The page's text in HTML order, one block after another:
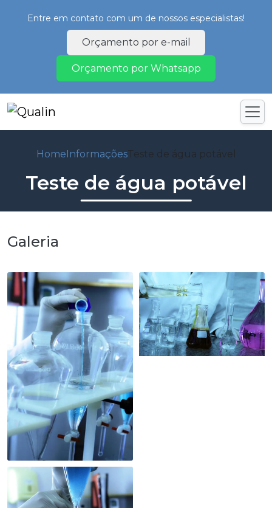
Entre em contato com um de nossos especialistas!
Orçamento por e-mail
Orçamento por Whatsapp
HomeInformaçõesTeste de água potável
Teste de água potável
Galeria